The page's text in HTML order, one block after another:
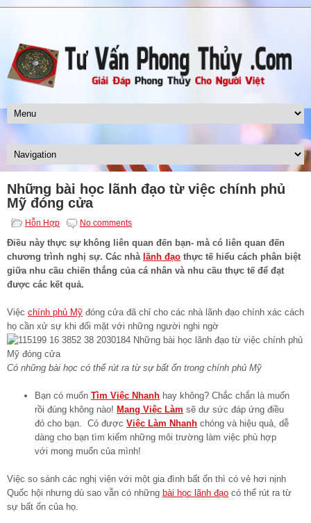
Những bài học lãnh đạo từ việc chính phủ
Mỹ đóng cửa
Hỗn Hợp No comments
Điều này thực sự không liên quan đến bạn- mà có liên quan đến
chương trình nghị sự. Các nhà lãnh đạo thực tế hiểu cách phân biệt
giữa nhu cầu chiến thắng của cá nhân và nhu cầu thực tế để đạt
được các kết quả.
Việc chính phủ Mỹ đóng cửa đã chỉ cho các nhà lãnh đạo chính xác cách
họ cần xử sự khi đối mặt với những người nghi ngờ
Có những bài học có thể rút ra từ sự bất ổn trong chính phủ Mỹ
Bạn có muốn Tìm Việc Nhanh hay không? Chắc chắn là muốn
rồi đúng không nào! Mạng Việc Làm sẽ dư sức đáp ứng điều
đó cho bạn. Có được Việc Làm Nhanh chóng và hiệu quả, dễ
dàng cho bạn tìm kiếm những môi trường làm việc phù hợp
với mong muốn của mình!
Việc so sánh các nghị viện với một gia đình bất ổn thì có vẻ hơi nịnh
Quốc hội nhưng dù sao vẫn có những bài học lãnh đạo có thể rút ra từ
sự bất ổn của họ.